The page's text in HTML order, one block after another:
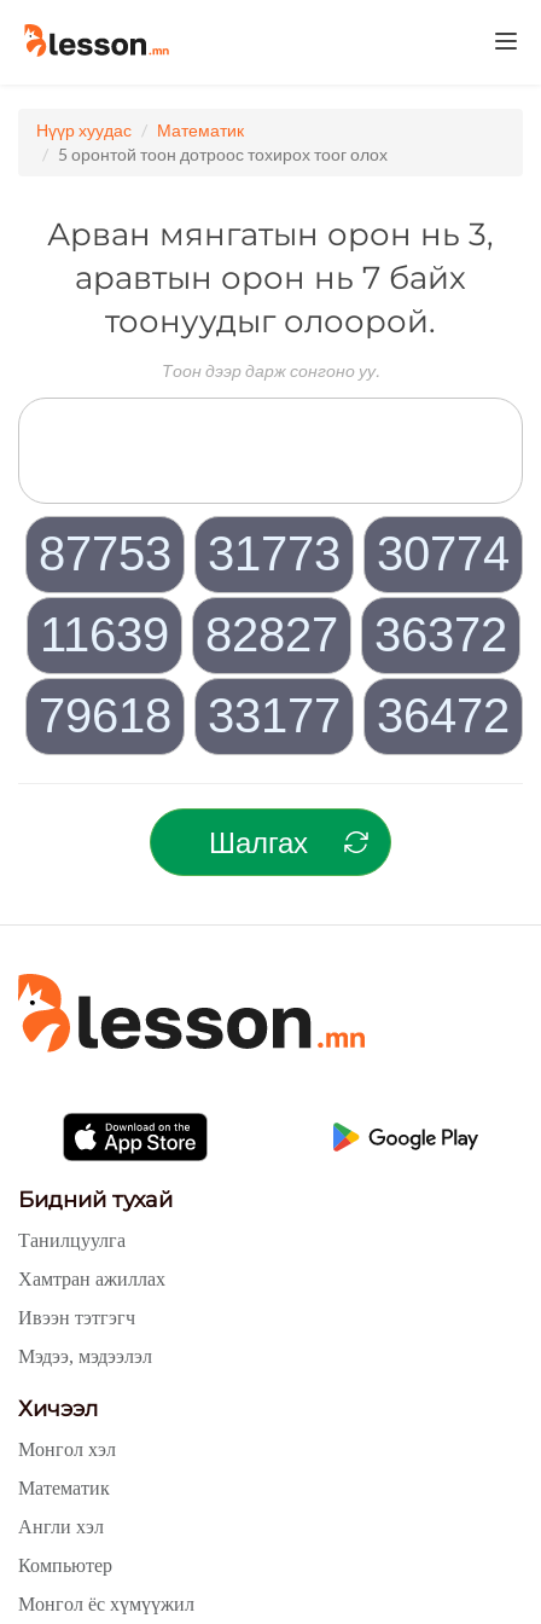
Нүүр хуудас
Математик
5 оронтой тоон дотроос тохирох тоог олох
Арван мянгатын орон нь 3,
аравтын орон нь 7 байх
тоонуудыг олоорой.
Тоон дээр дарж сонгоно уу.
87753 31773
30774
11639
82827
36372
79618
33177 36472
Шалгах
Бидний тухай
Танилцуулга
Хамтран ажиллах
Ивээн тэтгэгч
Мэдээ, мэдээлэл
Хичээл
Монгол хэл
Математик
Англи хэл
Компьютер
Монгол ёс хүмүүжил